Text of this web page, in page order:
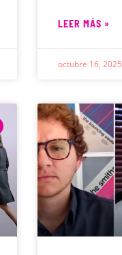
LEER MÁS »
octubre 16, 2025